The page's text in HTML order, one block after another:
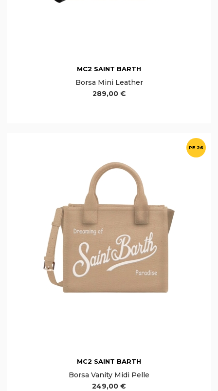
MC2 SAINT BARTH
Borsa Mini Leather
289,00 €
PE 26
MC2 SAINT BARTH
Borsa Vanity Midi Pelle
249,00 €